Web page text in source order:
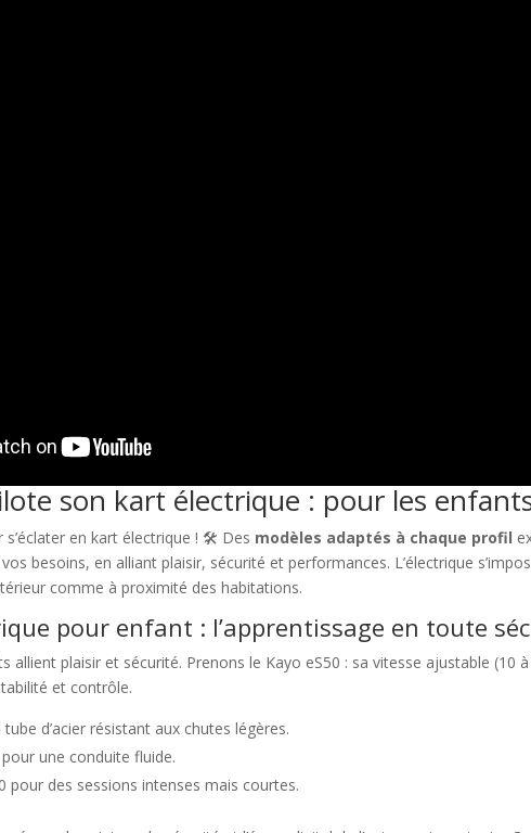
son kart électrique : pour les
s’éclater en kart électrique ! 🛠️ Des modèles adaptés à chaque profil
besoins, en alliant plaisir, sécurité et performances. L’électrique
comme à proximité des habitations.
pour enfant : l’apprentissage en toute
allient plaisir et sécurité. Prenons le Kayo eS50 : sa vitesse ajustable (10
et contrôle.
d’acier résistant aux chutes légères.
une conduite fluide.
pour des sessions intenses mais courtes.